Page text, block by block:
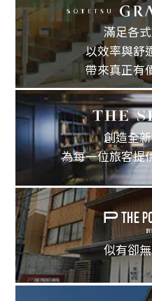
滿足各
以效率與舒
帶來真正有
創造全
為每一位旅客提
似有卻